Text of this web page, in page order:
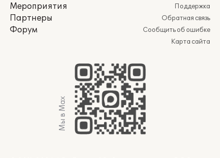
Мероприятия
Партнеры
Форум
Поддержка
Обратная связь
Сообщить об ошибке
Карта сайта
Мы в Max